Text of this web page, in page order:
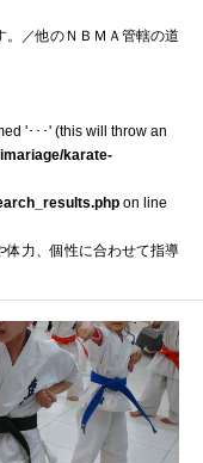
。／他のＮＢＭＡ管轄の道
'･･･' (this will throw an
karate-
on line
体力、個性に合わせて指導